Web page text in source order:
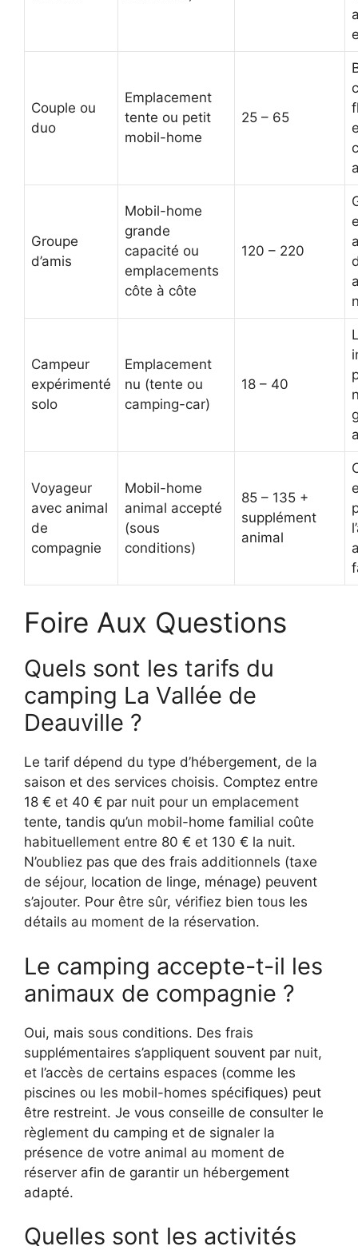
Couple ou
duo
Emplacement
tente ou petit
mobil-home
25 – 65
Groupe
d’amis
Mobil-home
grande
capacité ou
emplacements
côte à côte
120 – 220
Campeur
expérimenté
solo
Emplacement
nu (tente ou
camping-car)
18 – 40
Voyageur
avec animal
de
compagnie
Mobil-home
animal accepté
(sous
conditions)
85 – 135 +
supplément
animal
Foire Aux Questions
Quels sont les tarifs du
camping La Vallée de
Deauville ?
Le tarif dépend du type d’hébergement, de la
saison et des services choisis. Comptez entre
18 € et 40 € par nuit pour un emplacement
tente, tandis qu’un mobil-home familial coûte
habituellement entre 80 € et 130 € la nuit.
N’oubliez pas que des frais additionnels (taxe
de séjour, location de linge, ménage) peuvent
s’ajouter. Pour être sûr, vérifiez bien tous les
détails au moment de la réservation.
Le camping accepte-t-il les
animaux de compagnie ?
Oui, mais sous conditions. Des frais
supplémentaires s’appliquent souvent par nuit,
et l’accès de certains espaces (comme les
piscines ou les mobil-homes spécifiques) peut
être restreint. Je vous conseille de consulter le
règlement du camping et de signaler la
présence de votre animal au moment de
réserver afin de garantir un hébergement
adapté.
Quelles sont les activités